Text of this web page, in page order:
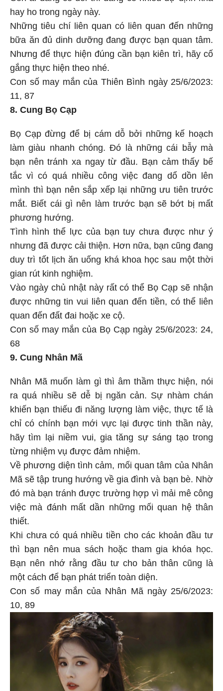
hay ho trong ngày này.
Những tiêu chí liên quan có liên quan đến những
bữa ăn đủ dinh dưỡng đang được bạn quan tâm.
Nhưng để thực hiện đúng cần bạn kiên trì, hãy cố
gắng thực hiện theo nhé.
Con số may mắn của Thiên Bình ngày 25/6/2023:
11, 87
8. Cung Bọ Cạp
Bọ Cạp đừng để bị cám dỗ bởi những kế hoạch
làm giàu nhanh chóng. Đó là những cái bẫy mà
bạn nên tránh xa ngay từ đầu. Bạn cảm thấy bế
tắc vì có quá nhiều công việc đang dổ dồn lên
mình thì bạn nên sắp xếp lại những ưu tiên trước
mắt. Biết cái gì nên làm trước bạn sẽ bớt bị mất
phương hướng.
Tình hình thể lực của bạn tuy chưa được như ý
nhưng đã được cải thiện. Hơn nữa, bạn cũng đang
duy trì tốt lịch ăn uống khá khoa học sau một thời
gian rút kinh nghiệm.
Vào ngày chủ nhật này rất có thể Bọ Cạp sẽ nhận
được những tin vui liên quan đến tiền, có thể liên
quan đến đất đai hoặc xe cộ.
Con số may mắn của Bọ Cạp ngày 25/6/2023: 24,
68
9. Cung Nhân Mã
Nhân Mã muốn làm gì thì âm thầm thực hiện, nói
ra quá nhiều sẽ dễ bị ngăn cản. Sự nhàm chán
khiến bạn thiếu đi năng lượng làm việc, thực tế là
chỉ có chính bạn mới vực lại được tinh thần này,
hãy tìm lại niềm vui, gia tăng sự sáng tạo trong
từng nhiệm vụ được đảm nhiệm.
Về phương diện tình cảm, mối quan tâm của Nhân
Mã sẽ tập trung hướng về gia đình và bạn bè. Nhờ
đó mà bạn tránh được trường hợp vì mải mê công
việc mà đánh mất dần những mối quan hệ thân
thiết.
Khi chưa có quá nhiều tiền cho các khoản đầu tư
thì bạn nên mua sách hoặc tham gia khóa học.
Bạn nên nhớ rằng đầu tư cho bản thân cũng là
một cách để bạn phát triển toàn diện.
Con số may mắn của Nhân Mã ngày 25/6/2023:
10, 89